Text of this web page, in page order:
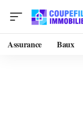
Assurance Baux